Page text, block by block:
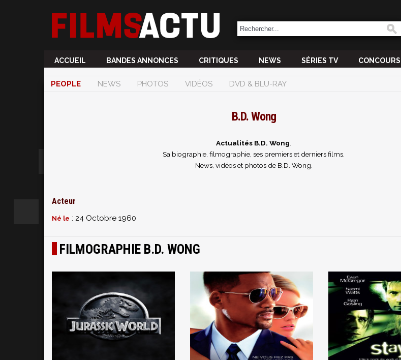
ACCUEIL BANDES ANNONCES CRITIQUES NEWS SÉRIES TV CONCOURS
PEOPLE NEWS PHOTOS VIDÉOS DVD & BLU-RAY
B.D. Wong
Actualités B.D. Wong
Sa biographie, filmographie, ses premiers et derniers films.
News, vidéos et photos de B.D. Wong.
Acteur
Né le : 24 Octobre 1960
FILMOGRAPHIE B.D. WONG